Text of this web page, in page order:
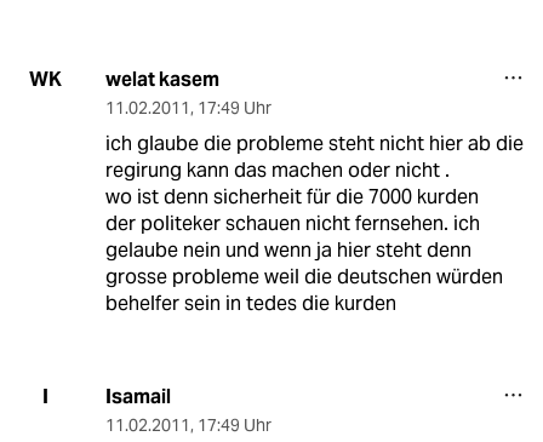
WK welat kasem
11.02.2011, 17:49 Uhr
ich glaube die probleme steht nicht hier ab die
regirung kann das machen oder nicht .
wo ist denn sicherheit für die 7000 kurden
der politeker schauen nicht fernsehen. ich
gelaube nein und wenn ja hier steht denn
grosse probleme weil die deutschen würden
behelfer sein in tedes die kurden
I Isamail
11.02.2011, 17:49 Uhr